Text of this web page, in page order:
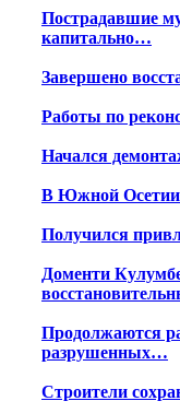
Пострадавшие
капитально…
Завершено
Работы по
Начался
В Южной Осетии
Получился
Доменти
Продолжаются
разрушенных…
Строители